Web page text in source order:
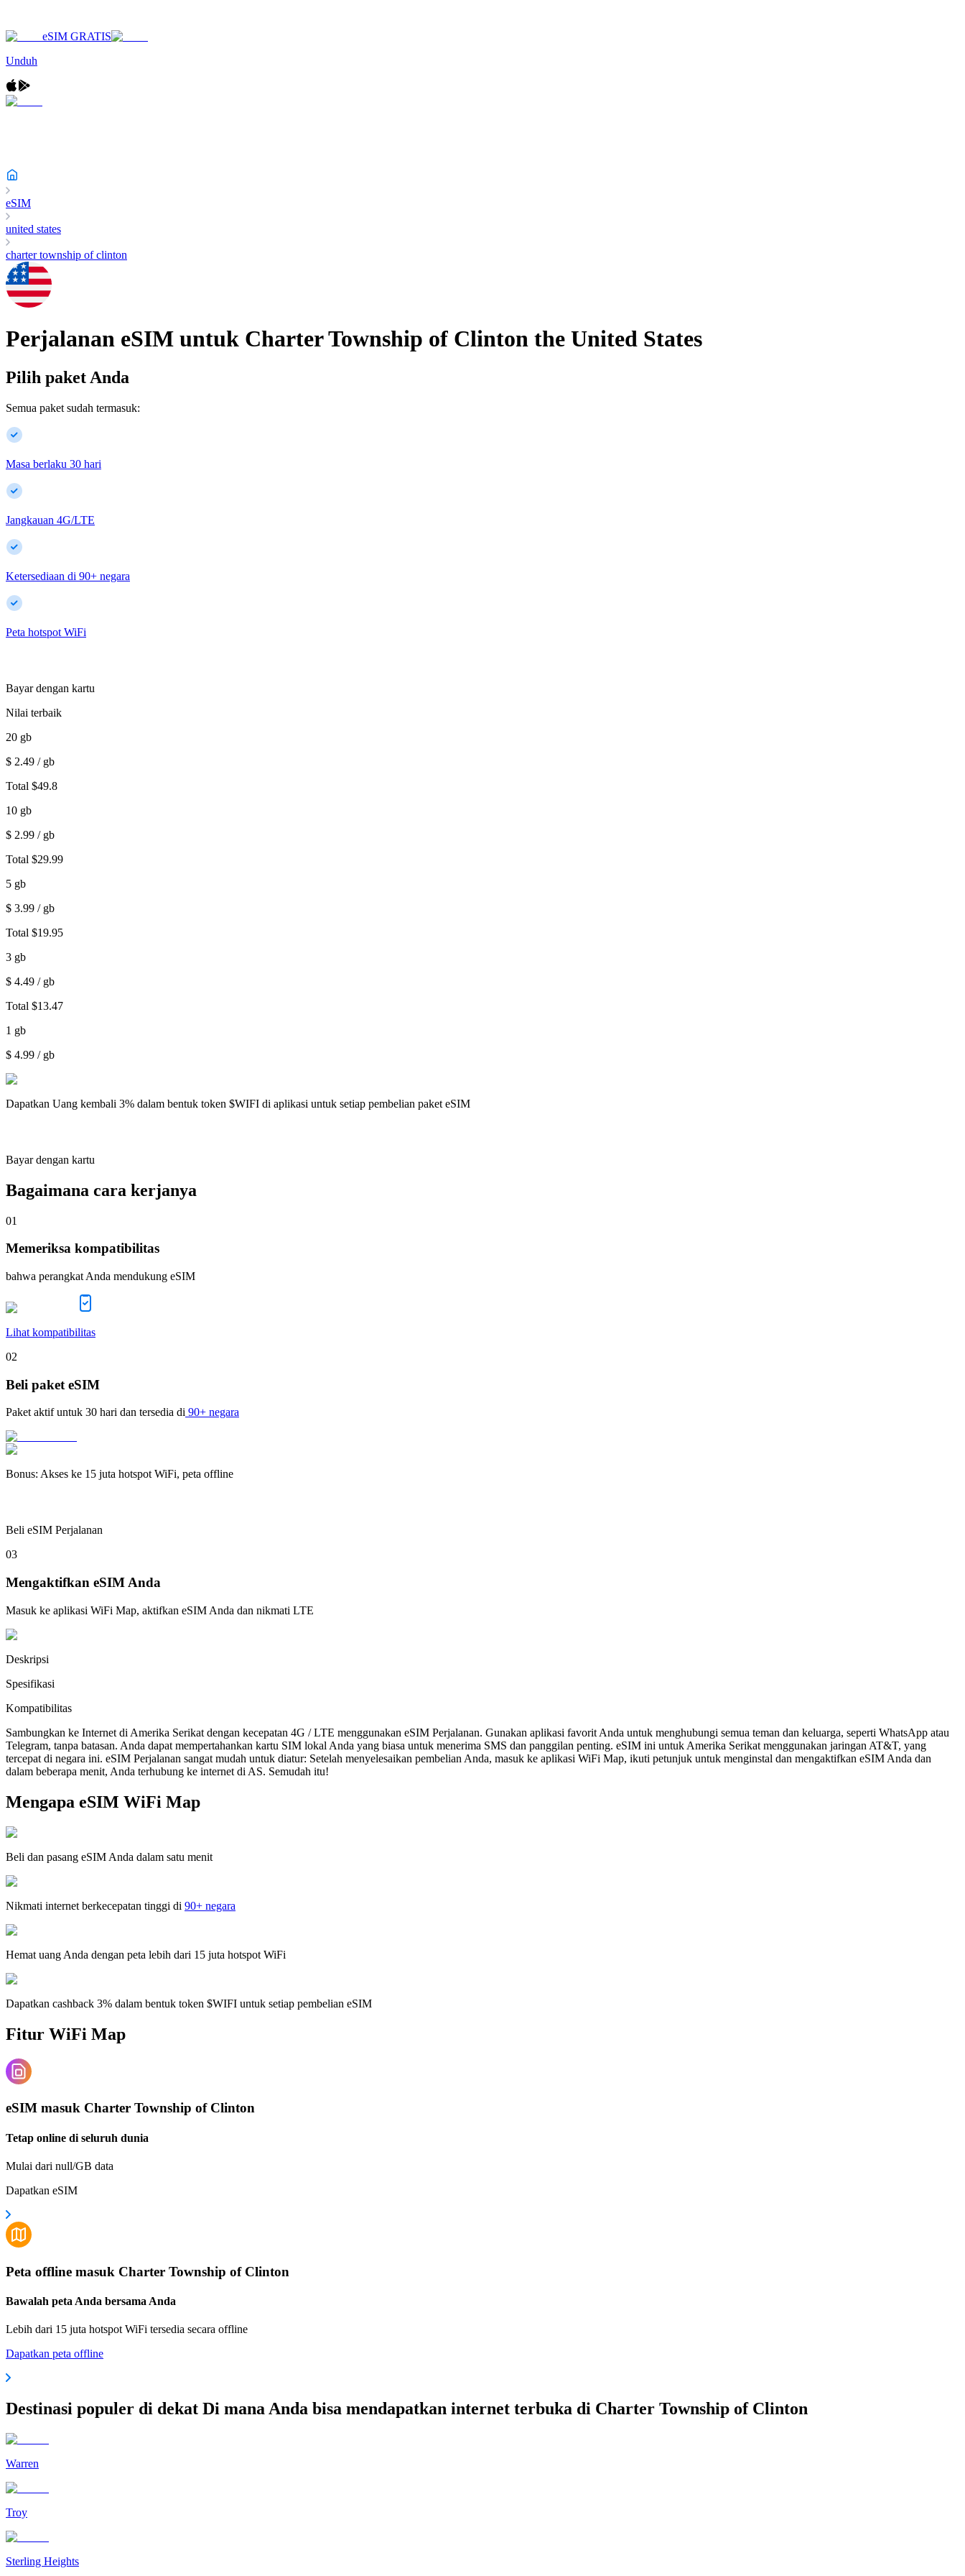
eSIM GRATIS
Unduh
eSIM
united states
charter township of clinton
Perjalanan eSIM untuk Charter Township of Clinton the United States
Pilih paket Anda
Semua paket sudah termasuk:
Masa berlaku 30 hari
Jangkauan 4G/LTE
Ketersediaan di 90+ negara
Peta hotspot WiFi
Bayar dengan kartu
Nilai terbaik
20 gb
$ 2.49 / gb
Total $49.8
10 gb
$ 2.99 / gb
Total $29.99
5 gb
$ 3.99 / gb
Total $19.95
3 gb
$ 4.49 / gb
Total $13.47
1 gb
$ 4.99 / gb
Dapatkan Uang kembali 3% dalam bentuk token $WIFI di aplikasi untuk setiap pembelian paket eSIM
Bayar dengan kartu
Bagaimana cara kerjanya
01
Memeriksa kompatibilitas
bahwa perangkat Anda mendukung eSIM
Lihat kompatibilitas
02
Beli paket eSIM
Paket aktif untuk 30 hari dan tersedia di 90+ negara
Bonus: Akses ke 15 juta hotspot WiFi, peta offline
Beli eSIM Perjalanan
03
Mengaktifkan eSIM Anda
Masuk ke aplikasi WiFi Map, aktifkan eSIM Anda dan nikmati LTE
Deskripsi
Spesifikasi
Kompatibilitas
Sambungkan ke Internet di Amerika Serikat dengan kecepatan 4G / LTE menggunakan eSIM Perjalanan. Gunakan aplikasi favorit Anda untuk menghubungi semua teman dan keluarga, seperti WhatsApp atau
Telegram, tanpa batasan. Anda dapat mempertahankan kartu SIM lokal Anda yang biasa untuk menerima SMS dan panggilan penting. eSIM ini untuk Amerika Serikat menggunakan jaringan AT&T, yang
tercepat di negara ini. eSIM Perjalanan sangat mudah untuk diatur: Setelah menyelesaikan pembelian Anda, masuk ke aplikasi WiFi Map, ikuti petunjuk untuk menginstal dan mengaktifkan eSIM Anda dan
dalam beberapa menit, Anda terhubung ke internet di AS. Semudah itu!
Mengapa eSIM WiFi Map
Beli dan pasang eSIM Anda dalam satu menit
Nikmati internet berkecepatan tinggi di 90+ negara
Hemat uang Anda dengan peta lebih dari 15 juta hotspot WiFi
Dapatkan cashback 3% dalam bentuk token $WIFI untuk setiap pembelian eSIM
Fitur WiFi Map
eSIM masuk Charter Township of Clinton
Tetap online di seluruh dunia
Mulai dari null/GB data
Dapatkan eSIM
Peta offline masuk Charter Township of Clinton
Bawalah peta Anda bersama Anda
Lebih dari 15 juta hotspot WiFi tersedia secara offline
Dapatkan peta offline
Destinasi populer di dekat Di mana Anda bisa mendapatkan internet terbuka di Charter Township of Clinton
Warren
Troy
Sterling Heights